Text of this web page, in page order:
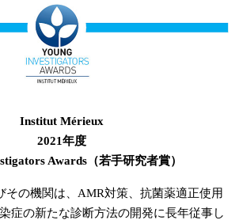
Institut Mérieux
2021年度
Awards（若手研究者賞）
その機関は、AMR対策、抗菌薬適正使用
症の新たな診断方法の開発に長年従事し